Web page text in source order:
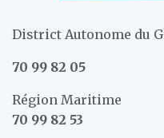
District Autonome du
70 99 82 05
Région Maritime
70 99 82 53